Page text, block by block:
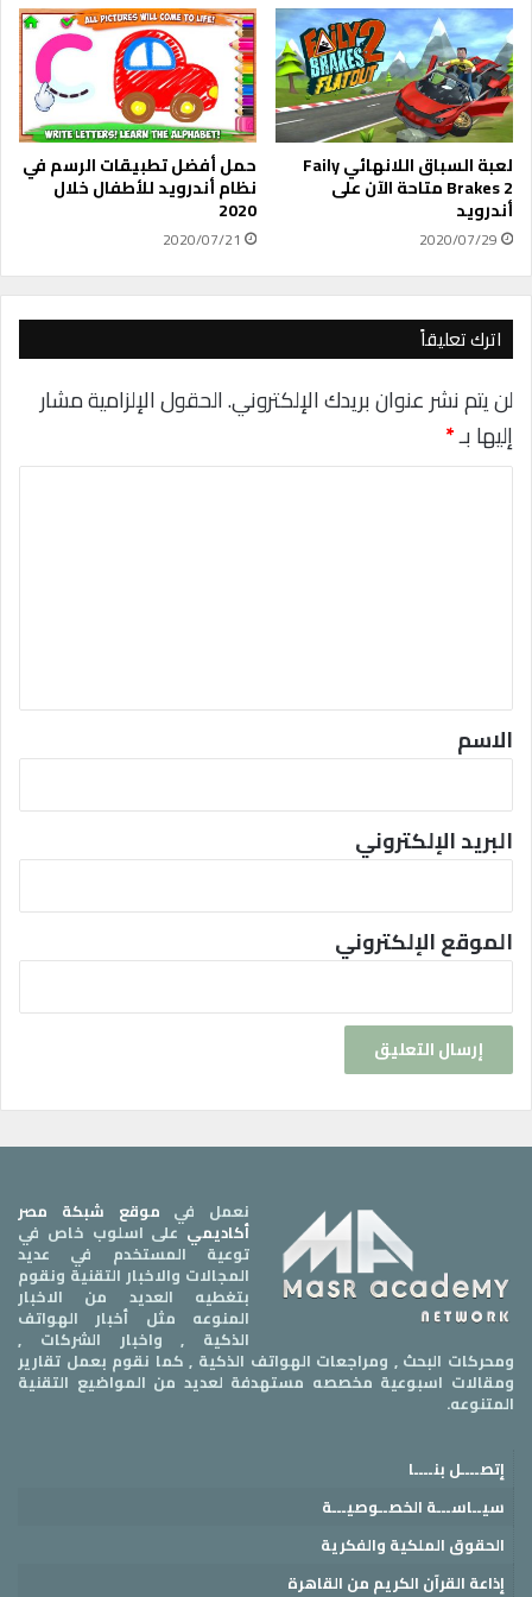
ل
ى
F
i
t
b
i
t
a
t
e
X
s
لعبة السباق اللانهائي Faily
Brakes 2 متاحة الآن على
أندرويد
2020/07/29
حمل أفضل تطبيقات الرسم في
نظام أندرويد للأطفال خلال
2020
2020/07/21
اترك تعليقاً
لن يتم نشر عنوان بريدك الإلكتروني.الحقول الإلزامية مشار
إليها بـ*
*
الاسم
البريد الإلكتروني
الموقع الإلكتروني
نعمل في موقع شبكة مصر
أكاديميعلى اسلوب خاص في
توعية المستخدم في عديد
المجالات والاخبار التقنية ونقوم
بتغطيه العديد من الاخبار
المنوعه مثل أخبار الهواتف
الذكية , واخبار الشركات ,
ومحركات البحث , ومراجعات الهواتف الذكية , كما نقوم بعمل تقارير
ومقالات اسبوعية مخصصه مستهدفة لعديد من المواضيع التقنية
المتنوعه.
إتصــــل بنــــا
سيــاســـة الخصــوصيـــة
الحقوق الملكية والفكرية
إذاعة القرآن الكريم من القاهرة